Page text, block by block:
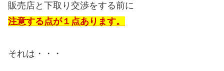
販売店と下取り交渉をする前に
注意する点が１点あります。
それは・・・